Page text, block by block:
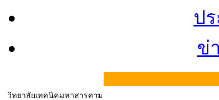
ป
ข่
วิทยาลัยเทคนิคมหาสารคาม